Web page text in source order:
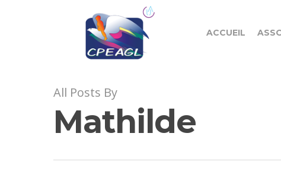
ACCUEIL
All Posts By
Mathilde